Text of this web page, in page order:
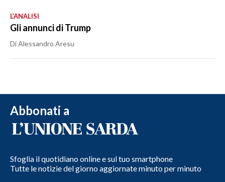
L’ANALISI
Gli annunci di Trump
Di Alessandro Aresu
Abbonati a
Sfoglia il quotidiano online e sul tuo smartphone
Tutte le notizie del giorno aggiornate minuto per minuto